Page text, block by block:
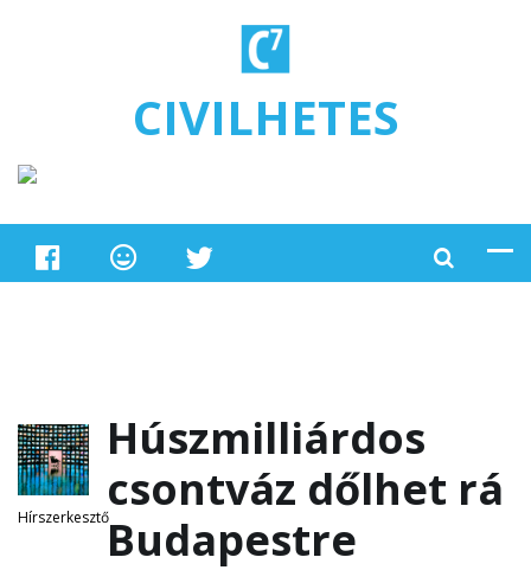
CIVILHETES
Hírszerkesztő
Húszmilliárdos
csontváz dőlhet rá
Budapestre